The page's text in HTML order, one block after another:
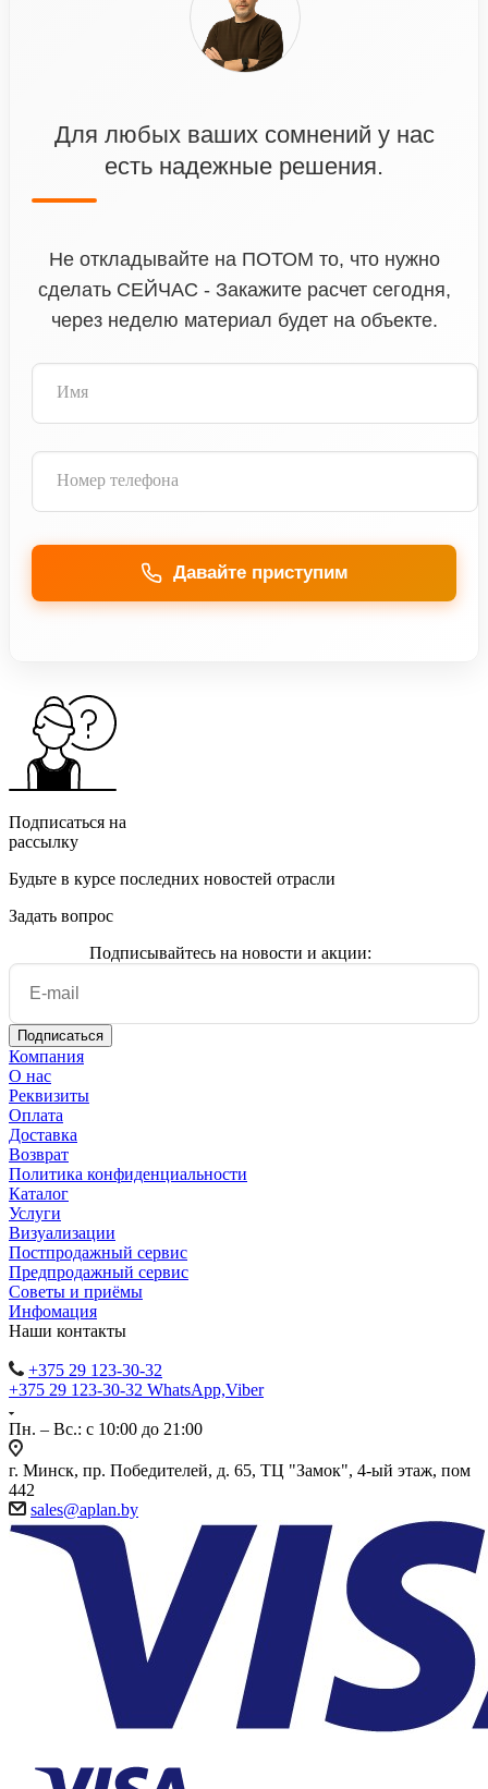
Для любых ваших сомнений у нас
есть надежные решения.
Не откладывайте на ПОТОМ то, что нужно
сделать СЕЙЧАС - Закажите расчет сегодня,
через неделю материал будет на объекте.
Имя
Номер телефона
Давайте приступим
Подписаться на
рассылку
Будьте в курсе последних новостей отрасли
Задать вопрос
Подписывайтесь на новости и акции:
Компания
О нас
Реквизиты
Оплата
Доставка
Возврат
Политика конфиденциальности
Каталог
Услуги
Визуализации
Постпродажный сервис
Предпродажный сервис
Советы и приёмы
Инфомация
Наши контакты
+375 29 123-30-32
+375 29 123-30-32 WhatsApp,Viber
Пн. – Вс.: с 10:00 до 21:00
г. Минск, пр. Победителей, д. 65, ТЦ "Замок", 4-ый этаж, пом
442
sales@aplan.by